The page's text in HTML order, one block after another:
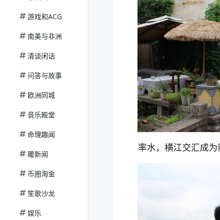
游戏和ACG
南美与非洲
清谈闲话
问答与故事
欧洲同城
音乐殿堂
命理趣闻
暖新闻
币圈淘金
笙歌沙龙
娱乐
率水，横江交汇成